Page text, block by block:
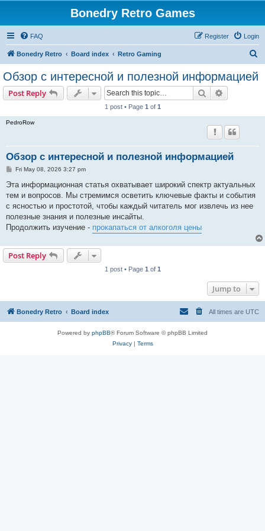
Bonedry Retro Games
FAQ Login
Register
Bonedry Retro Board index Retro Gaming
Обзор с интересной и полезной информацией
Post Reply Search
1 post • Page 1 of 1
PedroRow
Обзор с интересной и полезной информацией
P
s
Fri May 08, 2026 3:27 pm
Эта информационная статья охватывает широкий спектр актуальных
тем и вопросов. Мы стремимся осветить ключевые факты и события
с ясностью и простотой, чтобы каждый читатель мог извлечь из нее
полезные знания и полезные инсайты.
Продолжить изучение - прокапаться от алкоголя цены
Post Reply
1 post • Page 1 of 1
Jump to
Bonedry Retro Board index All times are UTC
Powered by phpBB® Forum Software © phpBB Limited
Privacy| Terms